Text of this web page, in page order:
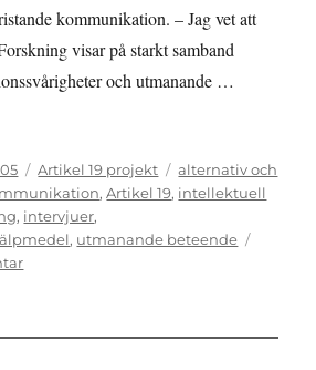
kommunikation. – Jag vet att
visar på starkt samband
och utmanande …
Kategorier
Artikel 19 projekt Etiketter
alternativ och
,Artikel 19, intellektuell
, intervjuer,
, utmanande beteende
till